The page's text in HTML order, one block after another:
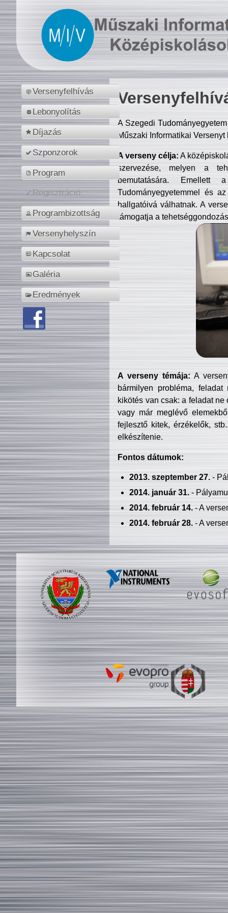
Versenyfelhívás
Lebonyolítás
Díjazás
Szponzorok
Program
Regisztráció
Programbizottság
Versenyhelyszín
Kapcsolat
Galéria
Eredmények
A Szegedi
Műszaki Informatikai
A verseny célja: A
szervezése, melyen a
bemutatására. Emellett
Tudományegyetemmel és
hallgatóivá válhatnak. A
támogatja a
A verseny témája: A
bármilyen probléma, feladat
kikötés van csak: a feladat
vagy már meglévő
fejlesztő kitek, érzékelők,
elkészítenie.
Fontos dátumok:
2013. szeptember 27.-
2014. január 31.-
2014. február 14.- A
2014. február 28.- A